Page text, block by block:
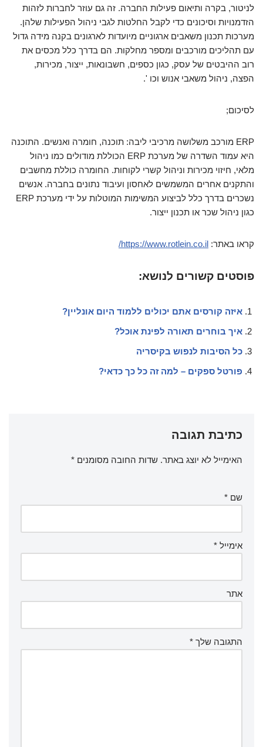
לניטור, בקרה ותיאום פעילות החברה. זה גם עוזר לחברות לזהות
הזדמנויות וסיכונים כדי לקבל החלטות לגבי ניהול הפעילות שלהן.
מערכות תכנון משאבים ארגוניים מיועדות לארגונים בקנה מידה גדול
עם תהליכים מורכבים ומספר מחלקות. הם בדרך כלל מכסים את
רוב ההיבטים של עסק, כגון כספים, חשבונאות, ייצור, מכירות,
הפצה, ניהול משאבי אנוש וכו '.
לסיכום;
ERP מורכב משלושה מרכיבי ליבה: תוכנה, חומרה ואנשים. התוכנה
היא עמוד השדרה של מערכת ERP הכוללת מודולים כמו ניהול
מלאי, חיזוי מכירות וניהול קשרי לקוחות. החומרה כוללת מחשבים
והתקנים אחרים המשמשים לאחסון ועיבוד נתונים בחברה. אנשים
נשכרים בדרך כלל לביצוע המשימות המוטלות על ידי מערכת ERP
כגון ניהול שכר או תכנון ייצור.
קראו באתר: https://www.rotlein.co.il/
פוסטים קשורים לנושא:
איזה קורסים אתם יכולים ללמוד היום אונליין?
איך בוחרים תאורה לפינת אוכל?
כל הסיבות לנפוש בקיסריה
פורטל ספקים – למה זה כל כך כדאי?
כתיבת תגובה
האימייל לא יוצג באתר. שדות החובה מסומנים *
שם *
אימייל *
אתר
התגובה שלך *